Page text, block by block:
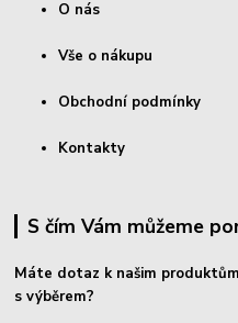
O nás
Vše o nákupu
Obchodní podmínky
Kontakty
S čím Vám můžeme
Máte dotaz k našim
s výběrem?